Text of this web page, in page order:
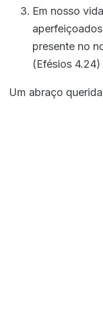
Em nosso
presente no
(Efésios 4.24)
Um abraço